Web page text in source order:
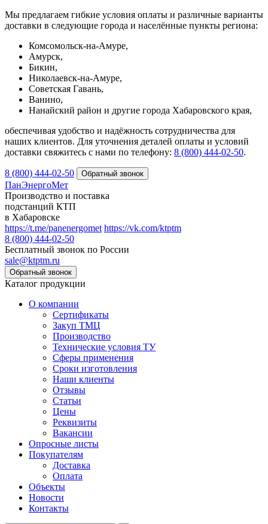
Мы предлагаем гибкие условия оплаты и различные варианты
доставки в следующие города и населённые пункты региона:
Комсомольск-на-Амуре,
Амурск,
Бикин,
Николаевск-на-Амуре,
Советская Гавань,
Ванино,
Нанайский район и другие города Хабаровского края,
обеспечивая удобство и надёжность сотрудничества для
наших клиентов. Для уточнения деталей оплаты и условий
доставки свяжитесь с нами по телефону: 8 (800) 444‑02‑50.
8 (800) 444-02-50
ПанЭнергоМет
Производство и поставка
подстанций КТП
в Хабаровске
https://t.me/panenergomet https://vk.com/ktptm
8 (800) 444-02-50
Бесплатный звонок по России
sale@ktptm.ru
Каталог продукции
О компании
Сертификаты
Закуп ТМЦ
Производство
Технические условия ТУ
Сферы применения
Сроки изготовления
Наши клиенты
Отзывы
Статьи
Цены
Реквизиты
Вакансии
Опросные листы
Покупателям
Доставка
Оплата
Объекты
Новости
Контакты